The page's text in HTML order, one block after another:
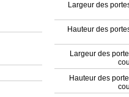
Largeur des
Hauteur des
Largeur des
Hauteur des